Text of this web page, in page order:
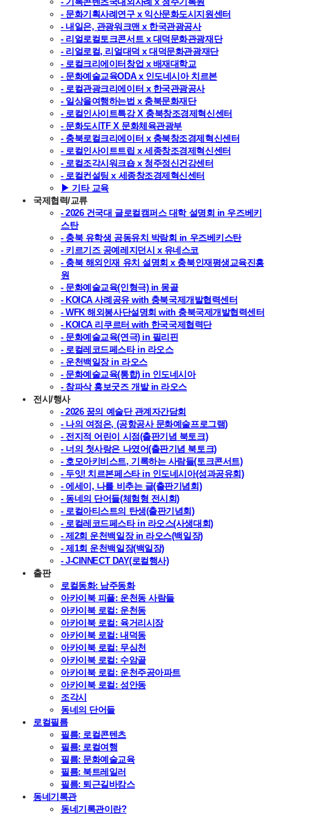
- 문화기획사례연구 x 익산문화도시지원센터
- 내일은, 관광워크맨 x 한국관광공사
- 리얼로컬토크콘서트 x 대덕문화관광재단
- 리얼로컬, 리얼대덕 x 대덕문화관광재단
- 로컬크리에이터창업 x 배재대학교
- 문화예술교육ODA x 인도네시아 치르본
- 로컬관광크리에이터 x 한국관광공사
- 일상을여행하는법 x 충북문화재단
- 로컬인사이트특강 X 충북창조경제혁신센터
- 문화도시TF X 문화체육관광부
- 충북로컬크리에이터 x 충북창조경제혁신센터
- 로컬인사이트트립 x 세종창조경제혁신센터
- 로컬조각시워크숍 x 청주정신건강센터
- 로컬컨설팅 x 세종창조경제혁신센터
▶ 기타 교육
국제협력/교류
- 2026 건국대 글로컬캠퍼스 대학 설명회 in 우즈베키
스탄
- 충북 유학생 공동유치 박람회 in 우즈베키스탄
- 키르기즈 공예레지던시 x 유네스코
- 충북 해외인재 유치 설명회 x 충북인재평생교육진흥
원
- 문화예술교육(인형극) in 몽골
- KOICA 사례공유 with 충북국제개발협력센터
- WFK 해외봉사단설명회 with 충북국제개발협력센터
- KOICA 리쿠르터 with 한국국제협력단
- 문화예술교육(연극) in 필리핀
- 로컬레코드페스타 in 라오스
- 운천백일장 in 라오스
- 문화예술교육(통합) in 인도네시아
- 참파삭 홍보굿즈 개발 in 라오스
전시/행사
- 2026 꿈의 예술단 관계자간담회
- 나의 여정은, (공항공사 문화예술프로그램)
- 전지적 어린이 시점(출판기념 북토크)
- 너의 첫사랑은 나였어(출판기념 북토크)
- 호모아키비스트, 기록하는 사람들(토크콘서트)
- 두잇! 치르본페스타 in 인도네시아(성과공유회)
- 에세이, 나를 비추는 글(출판기념회)
- 동네의 단어들(체험형 전시회)
- 로컬아티스트의 탄생(출판기념회)
- 로컬레코드페스타 in 라오스(사생대회)
- 제2회 운천백일장 in 라오스(백일장)
- 제1회 운천백일장(백일장)
- J-CINNECT DAY(로컬행사)
출판
로컬동화: 남주동화
아카이북 피플: 운천동 사람들
아카이북 로컬: 운천동
아카이북 로컬: 육거리시장
아카이북 로컬: 내덕동
아카이북 로컬: 무심천
아카이북 로컬: 수암골
아카이북 로컬: 운천주공아파트
아카이북 로컬: 성안동
조각시
동네의 단어들
로컬필름
필름: 로컬콘텐츠
필름: 로컬여행
필름: 문화예술교육
필름: 북트레일러
필름: 퇴근길바캉스
동네기록관
동네기록관이란?